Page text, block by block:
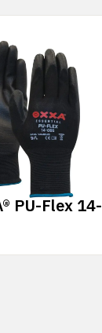
PU-Flex